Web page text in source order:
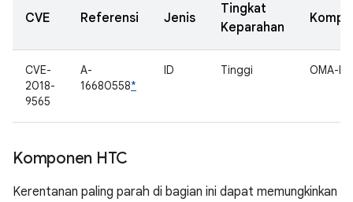
CVE Referensi Jenis
Tingkat
Keparahan
CVE-
2018-
9565
A-
16680558*
ID Tinggi OMA-
Komponen HTC
Kerentanan paling parah di bagian ini dapat memungkinkan